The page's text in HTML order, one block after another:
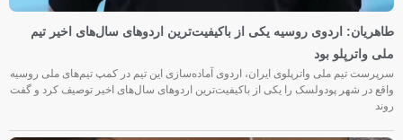
طاهریان: اردوی روسیه یکی از باکیفیت‌ترین اردوهای سال‌های اخیر تیم
ملی واترپلو بود
سرپرست تیم ملی واترپلوی ایران، اردوی آماده‌سازی این تیم در کمپ تیم‌های ملی روسیه
واقع در شهر پودولسک را یکی از باکیفیت‌ترین اردوهای سال‌های اخیر توصیف کرد و گفت
روند